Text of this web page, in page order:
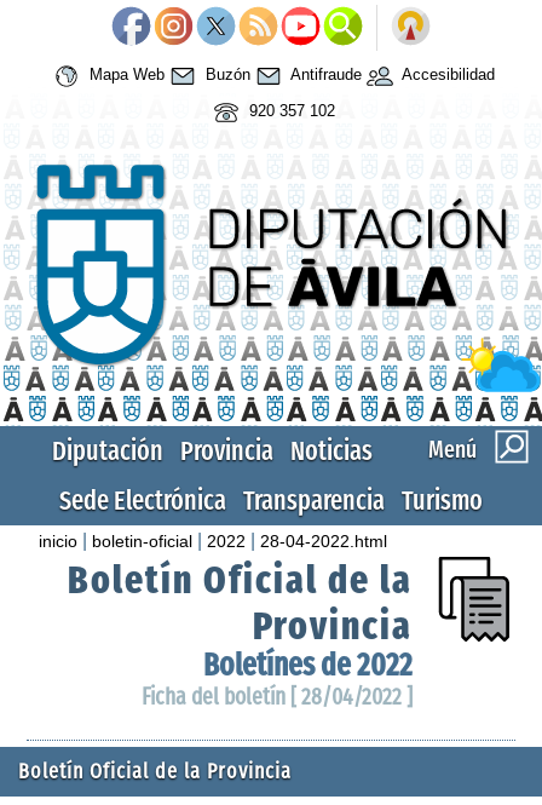
Mapa Web Buzón Antifraude
Accesibilidad
920 357 102
Menú
Diputación Provincia Noticias
Sede Electrónica Transparencia Turismo
inicio boletin-oficial 2022 28-04-2022.html
Boletín Oficial de la
Provincia
Boletínes de 2022
Ficha del boletín [ 28/04/2022 ]
Boletín Oficial de la Provincia